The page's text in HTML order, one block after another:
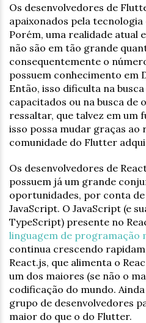
Os desenvolvedores de
apaixonados pela tecnologia
Porém, uma realidade atual
não são em tão grande
consequentemente o
possuem conhecimento em
Então, isso dificulta na
capacitados ou na busca de
ressaltar, que talvez em um
isso possa mudar graças
comunidade do Flutter
Os desenvolvedores de
possuem já um grande
oportunidades, por conta
JavaScript. O JavaScript (e
TypeScript) presente no
linguagem de programação
continua crescendo
React.js, que alimenta o
um dos maiores (se não o
codificação do mundo.
grupo de desenvolvedores
maior do que o do Flutter.